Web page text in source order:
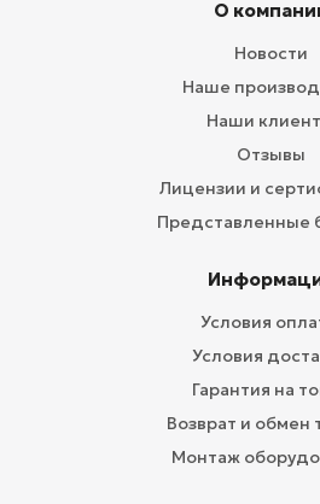
О
Новости
Наше
Наши
Отзывы
Лицензии и
Представленные
Условия
Условия
Гарантия на
Возврат и обмен
Монтаж